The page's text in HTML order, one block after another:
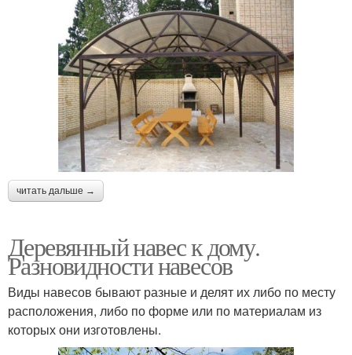
читать дальше →
Деревянный навес к дому.
Разновидности навесов
Виды навесов бывают разные и делят их либо по месту
расположения, либо по форме или по материалам из
которых они изготовлены.